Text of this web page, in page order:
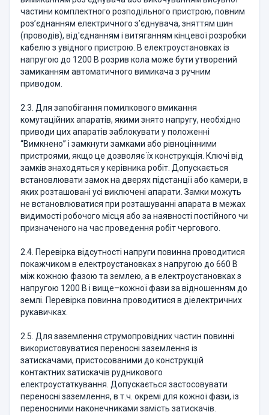
частини комплектного розподільного пристрою, повним
роз’єднанням електричного з’єднувача, зняттям шин
(проводів), від'єднанням і витяганням кінцевої розробки
кабелю з увідного пристрою. В електроустановках із
напругою до 1200 В розрив кола може бути утворений
замиканням автоматичного вимикача з ручним
приводом.
2.3. Для запобігання помилкового вмикання
комутаційних апаратів, якими знято напругу, необхідно
приводи цих апаратів заблокувати у положенні
“Вимкнено” і замкнути замками або рівноцінними
пристроями, якщо це дозволяє їх конструкція. Ключі від
замків знаходяться у керівника робіт. Допускається
встановлювати замок на дверях підстанції або камери, в
яких розташовані усі виключені апарати. Замки можуть
не встановлюватися при розташуванні апарата в межах
видимості робочого місця або за наявності постійного чи
призначеного на час проведення робіт чергового.
2.4. Перевірка відсутності напруги повинна проводитися
покажчиком в електроустановках з напругою до 660 В
між кожною фазою та землею, а в електроустановках з
напругою 1200 В і вище–кожної фази за відношенням до
землі. Перевірка повинна проводитися в діелектричних
рукавичках.
2.5. Для заземлення струмопровідних частин повинні
використовуватися переносні заземлення із
затискачами, пристосованими до конструкцій
контактних затискачів рудникового
електроустаткування. Допускається застосовувати
переносні заземлення, в т.ч. окремі для кожної фази, із
переносними наконечниками замість затискачів.